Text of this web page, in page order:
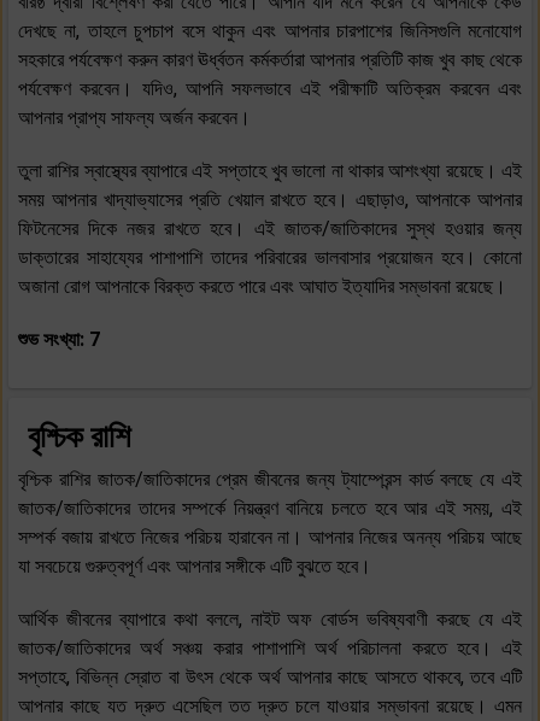
দেখছে না, তাহলে চুপচাপ বসে থাকুন এবং আপনার চারপাশের জিনিসগুলি মনোযোগ
সহকারে পর্যবেক্ষণ করুন কারণ ঊর্ধ্বতন কর্মকর্তারা আপনার প্রতিটি কাজ খুব কাছ থেকে
পর্যবেক্ষণ করবেন। যদিও, আপনি সফলভাবে এই পরীক্ষাটি অতিক্রম করবেন এবং
আপনার প্রাপ্য সাফল্য অর্জন করবেন।
তুলা রাশির স্বাস্থ্যের ব্যাপারে এই সপ্তাহে খুব ভালো না থাকার আশংখ্যা রয়েছে। এই
সময় আপনার খাদ্যাভ্যাসের প্রতি খেয়াল রাখতে হবে। এছাড়াও, আপনাকে আপনার
ফিটনেসের দিকে নজর রাখতে হবে। এই জাতক/জাতিকাদের সুস্থ হওয়ার জন্য
ডাক্তারের সাহায্যের পাশাপাশি তাদের পরিবারের ভালবাসার প্রয়োজন হবে। কোনো
অজানা রোগ আপনাকে বিরক্ত করতে পারে এবং আঘাত ইত্যাদির সম্ভাবনা রয়েছে।
শুভ সংখ্যা: 7
বৃশ্চিক রাশি
বৃশ্চিক রাশির জাতক/জাতিকাদের প্রেম জীবনের জন্য ট্যাম্পেরন্স কার্ড বলছে যে এই
জাতক/জাতিকাদের তাদের সম্পর্কে নিয়ন্ত্রণ বানিয়ে চলতে হবে আর এই সময়, এই
সম্পর্ক বজায় রাখতে নিজের পরিচয় হারাবেন না। আপনার নিজের অনন্য পরিচয় আছে
যা সবচেয়ে গুরুত্বপূর্ণ এবং আপনার সঙ্গীকে এটি বুঝতে হবে।
আর্থিক জীবনের ব্যাপারে কথা বললে, নাইট অফ বোর্ডস ভবিষ্যবাণী করছে যে এই
জাতক/জাতিকাদের অর্থ সঞ্চয় করার পাশাপাশি অর্থ পরিচালনা করতে হবে। এই
সপ্তাহে, বিভিন্ন স্রোত বা উৎস থেকে অর্থ আপনার কাছে আসতে থাকবে, তবে এটি
আপনার কাছে যত দ্রুত এসেছিল তত দ্রুত চলে যাওয়ার সম্ভাবনা রয়েছে। এমন